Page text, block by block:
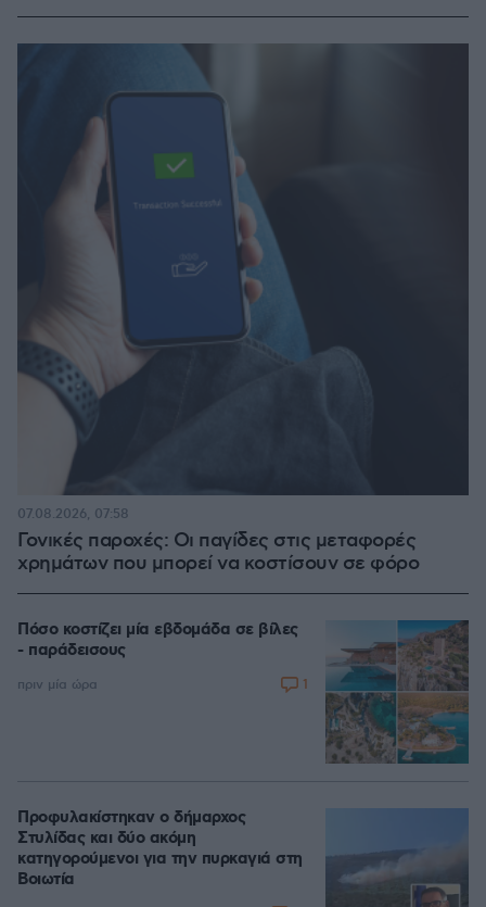
Γονικές παροχές: Οι παγίδες στις μεταφορές
χρημάτων που μπορεί να κοστίσουν σε φόρο
07.08.2026, 07:58
Πόσο κοστίζει μία εβδομάδα σε βίλες
- παράδεισους
πριν μία ώρα 1
Προφυλακίστηκαν ο δήμαρχος
Στυλίδας και δύο ακόμη
κατηγορούμενοι για την πυρκαγιά στη
Βοιωτία